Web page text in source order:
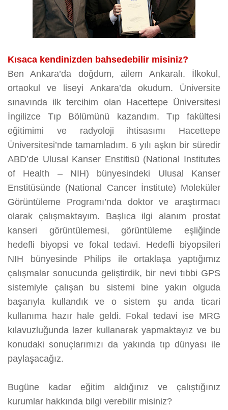
Kısaca kendinizden bahsedebilir misiniz?
Ben Ankara’da doğdum, ailem Ankaralı. İlkokul,
ortaokul ve liseyi Ankara’da okudum. Üniversite
sınavında ilk tercihim olan Hacettepe Üniversitesi
İngilizce Tıp Bölümünü kazandım. Tıp fakültesi
eğitimimi ve radyoloji ihtisasımı Hacettepe
Üniversitesi’nde tamamladım. 6 yılı aşkın bir süredir
ABD’de Ulusal Kanser Enstitisü (National Institutes
of Health – NIH) bünyesindeki Ulusal Kanser
Enstitüsünde (National Cancer İnstitute) Moleküler
Görüntüleme Programı’nda doktor ve araştırmacı
olarak çalışmaktayım. Başlıca ilgi alanım prostat
kanseri görüntülemesi, görüntüleme eşliğinde
hedefli biyopsi ve fokal tedavi. Hedefli biyopsileri
NIH bünyesinde Philips ile ortaklaşa yaptığımız
çalışmalar sonucunda geliştirdik, bir nevi tıbbi GPS
sistemiyle çalışan bu sistemi bine yakın olguda
başarıyla kullandık ve o sistem şu anda ticari
kullanıma hazır hale geldi. Fokal tedavi ise MRG
kılavuzluğunda lazer kullanarak yapmaktayız ve bu
konudaki sonuçlarımızı da yakında tıp dünyası ile
paylaşacağız.
Bugüne kadar eğitim aldığınız ve çalıştığınız
kurumlar hakkında bilgi verebilir misiniz?